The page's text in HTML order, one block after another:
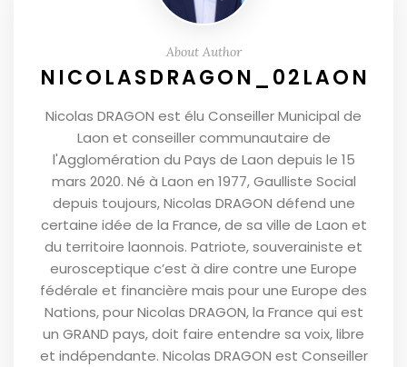
About Author
NICOLASDRAGON_02LAON
Nicolas DRAGON est élu Conseiller Municipal de
Laon et conseiller communautaire de
l'Agglomération du Pays de Laon depuis le 15
mars 2020. Né à Laon en 1977, Gaulliste Social
depuis toujours, Nicolas DRAGON défend une
certaine idée de la France, de sa ville de Laon et
du territoire laonnois. Patriote, souverainiste et
eurosceptique c’est à dire contre une Europe
fédérale et financière mais pour une Europe des
Nations, pour Nicolas DRAGON, la France qui est
un GRAND pays, doit faire entendre sa voix, libre
et indépendante. Nicolas DRAGON est Conseiller